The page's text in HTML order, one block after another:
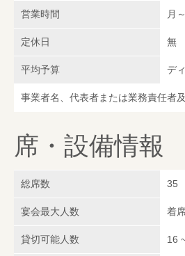
営業時間 月
定休日 無
平均予算 デ
事業者名、代表者または業務責任者
席・設備情報
総席数 35
宴会最大人数 着
貸切可能人数 16